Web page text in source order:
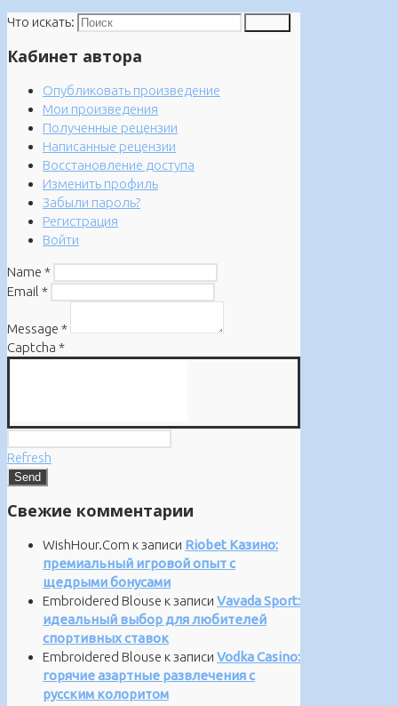
Что искать:
Кабинет автора
Опубликовать произведение
Мои произведения
Полученные рецензии
Написанные рецензии
Восстановление доступа
Изменить профиль
Забыли пароль?
Регистрация
Войти
Name *
Email *
Message *
Captcha *
Refresh
Свежие комментарии
WishHour.Com к записи Riobet Казино:
премиальный игровой опыт с
щедрыми бонусами
Embroidered Blouse к записи Vavada Sport:
идеальный выбор для любителей
спортивных ставок
Embroidered Blouse к записи Vodka Casino:
горячие азартные развлечения с
русским колоритом